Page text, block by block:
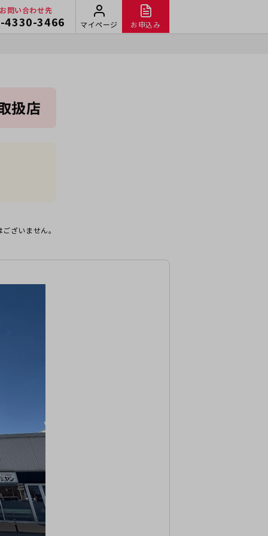
問い合わせ先
4330-3466 マイページ お申込み
扱店
ざいません。